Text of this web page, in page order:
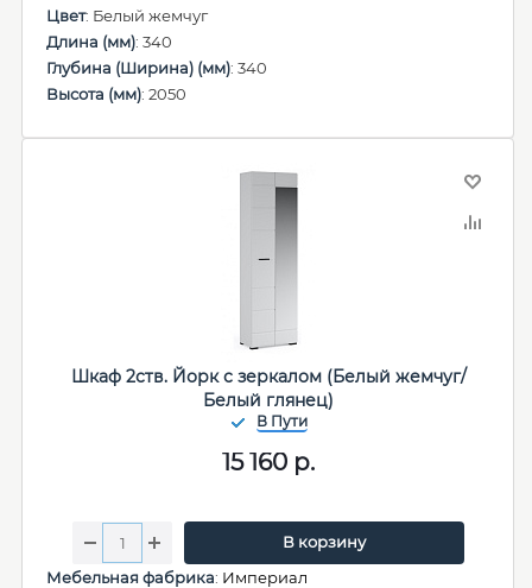
Цвет: Белый жемчуг
Длина (мм): 340
Глубина (Ширина) (мм): 340
Высота (мм): 2050
Шкаф 2ств. Йорк с зеркалом (Белый жемчуг/
Белый глянец)
15 160 р.
В корзину
Мебельная фабрика: Империал